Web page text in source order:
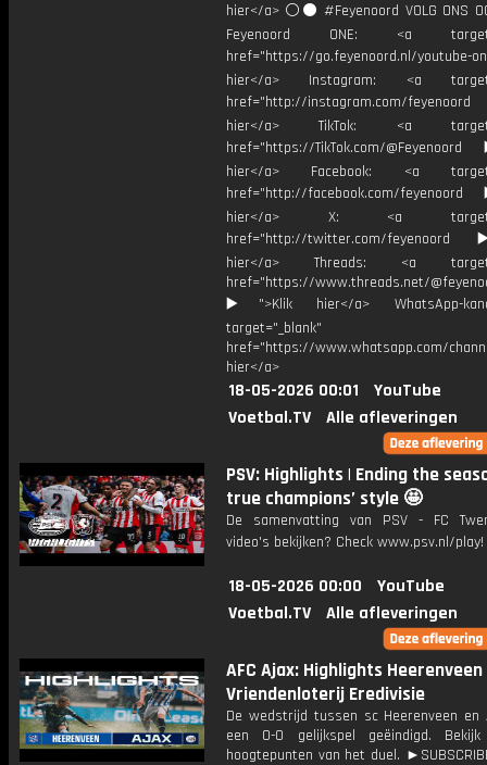
hier</a> ⚪️⚫ #Feyenoord VOLG ONS
Feyenoord ONE: <a
href="https://go.feyenoord.nl/youtube-
hier</a> Instagram: <a
href="http://instagram.com/
hier</a> TikTok: <a
href="https://TikTok.com/
hier</a> Facebook: <a
href="http://facebook.com/
hier</a> X: <a
href="http://twitter.com/
hier</a> Threads: <a
href="https://www.threads.net/
▶️">Klik hier</a> WhatsApp-
target="_blank"
href="https://www.whatsapp.com/
hier</a>
18-05-2026 00:01
YouTube
Voetbal.TV
Alle afleveringen
PSV: Highlights | Ending the
true champions’ style 🤩
De samenvatting van PSV - FC
video's bekijken? Check www.psv.nl/
18-05-2026 00:00
YouTube
Voetbal.TV
Alle afleveringen
AFC Ajax: Highlights Heerenveen
Vriendenloterij Eredivisie
De wedstrijd tussen sc Heerenveen
een 0-0 gelijkspel geëindigd.
hoogtepunten van het duel.